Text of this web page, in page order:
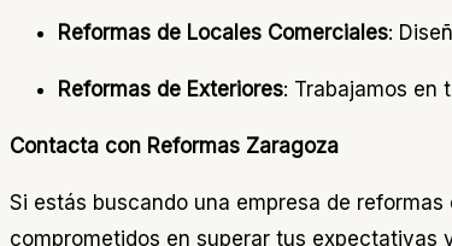
Reformas de Locales Comerciales:
Reformas de Exteriores: Trabajamos en
Contacta con Reformas Zaragoza
Si estás buscando una empresa de
comprometidos en superar tus expectativas